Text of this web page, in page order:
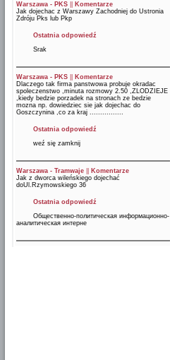
Warszawa - PKS
Komentarze
Jak dojechac z Warszawy Zachodniej do Ustronia
Zdróju Pks lub Pkp
Ostatnia odpowiedź
Srak
Warszawa - PKS
Komentarze
Dlaczego tak firma panstwowa probuje okradac
spoleczenstwo ,minuta rozmowy 2.50 ,ZLODZIEJE
,kiedy bedzie porzadek na stronach ze bedzie
mozna np. dowiedziec sie jak dojechac do
Goszczynina ,co za kraj ................
Ostatnia odpowiedź
weź się zamknij
Warszawa - Tramwaje
Komentarze
Jak z dworca wileńskiego dojechać
doUl.Rzymowskiego 36
Ostatnia odpowiedź
Общественно-политическая информационно-
аналитическая интерне